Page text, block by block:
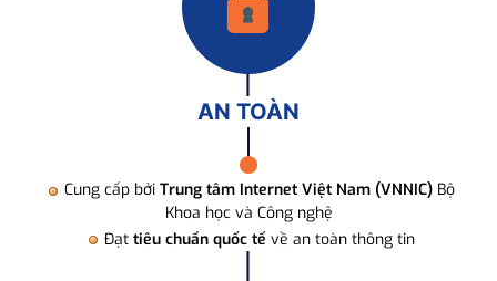
AN TOÀN
Cung cấp bởi Trung tâm Internet Việt Nam (VNNIC) Bộ
Khoa học và Công nghệ
Đạt tiêu chuẩn quốc tế về an toàn thông tin